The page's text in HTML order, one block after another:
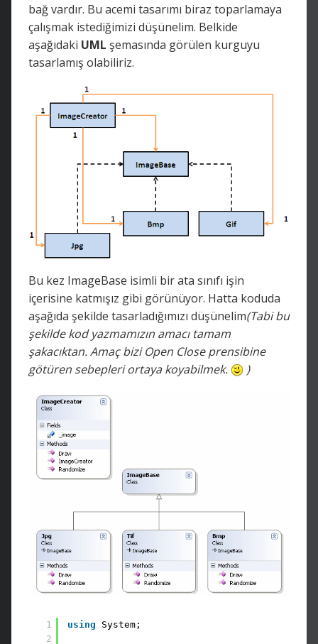
bağ vardır. Bu acemi tasarımı biraz toparlamaya
çalışmak istediğimizi düşünelim. Belkide
aşağıdaki UML şemasında görülen kurguyu
tasarlamış olabiliriz.
Bu kez ImageBase isimli bir ata sınıfı işin
içerisine katmışız gibi görünüyor. Hatta koduda
aşağıda şekilde tasarladığımızı düşünelim(Tabi bu
şekilde kod yazmamızın amacı tamam
şakacıktan. Amaç bizi Open Close prensibine
götüren sebepleri ortaya koyabilmek.
)
1
2
using System;